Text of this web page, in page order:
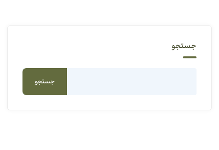
جستجو
جستجو